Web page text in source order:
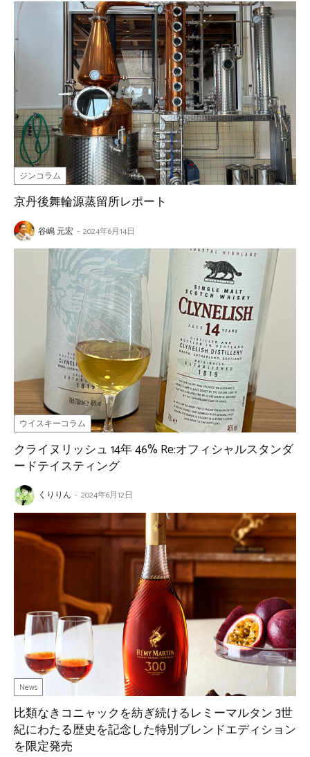
ジンコラム
京丹後舞輪源蒸留所レポート
谷嶋 元宏 - 2024年6月14日
ウイスキーコラム
クライヌリッシュ 14年 46% Re:オフィシャルスタンダ
ードテイスティング
くりりん - 2024年6月12日
News
比類なきコニャックを紡ぎ続けるレミーマルタン 3世
紀にわたる歴史を記念した特別ブレンドエディション
を限定発売